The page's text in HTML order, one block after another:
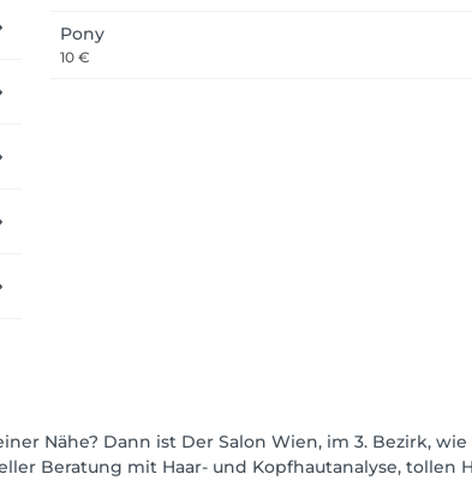
Pony
10 €
Nähe? Dann ist Der Salon Wien, im 3. Bezirk,
Beratung mit Haar- und Kopfhautanalyse, tollen